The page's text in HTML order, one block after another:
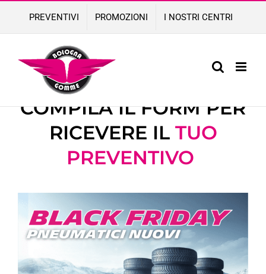
content
PREVENTIVI PROMOZIONI I NOSTRI CENTRI
COMPILA IL FORM PER
RICEVERE IL TUO
PREVENTIVO